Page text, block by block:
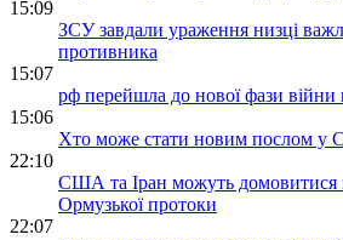
15:09
ЗСУ завдали ураження низці
противника
15:07
рф перейшла до нової фази
15:06
Хто може стати новим послом
22:10
США та Іран можуть домовитися
Ормузької протоки
22:07